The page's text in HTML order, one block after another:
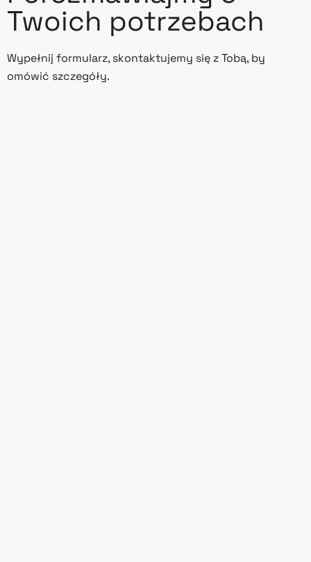
Twoich potrzebach
Wypełnij formularz, skontaktujemy się z Tobą, by
omówić szczegóły.